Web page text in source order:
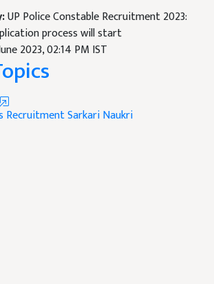
UP Police Constable Recruitment 2023:
process will start
2023, 02:14 PM IST
RecruitmentSarkari Naukri